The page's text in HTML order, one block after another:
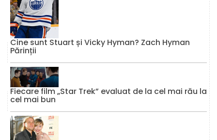
Cine sunt Stuart și Vicky Hyman? Zach Hyman
Părinții
Fiecare film „Star Trek” evaluat de la cel mai rău la
cel mai bun